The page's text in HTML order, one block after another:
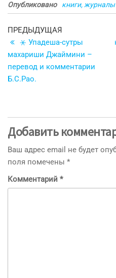
Опубликовано книги,
Навигация
по
записям
Предыдущая
запись
ПРЕДЫДУЩАЯ
⚹ Упадеша-сутры
махариши Джаймини –
перевод и комментарии
Б.С.Рао.
Добавить
Ваш адрес email не будет
поля помечены *
Комментарий *